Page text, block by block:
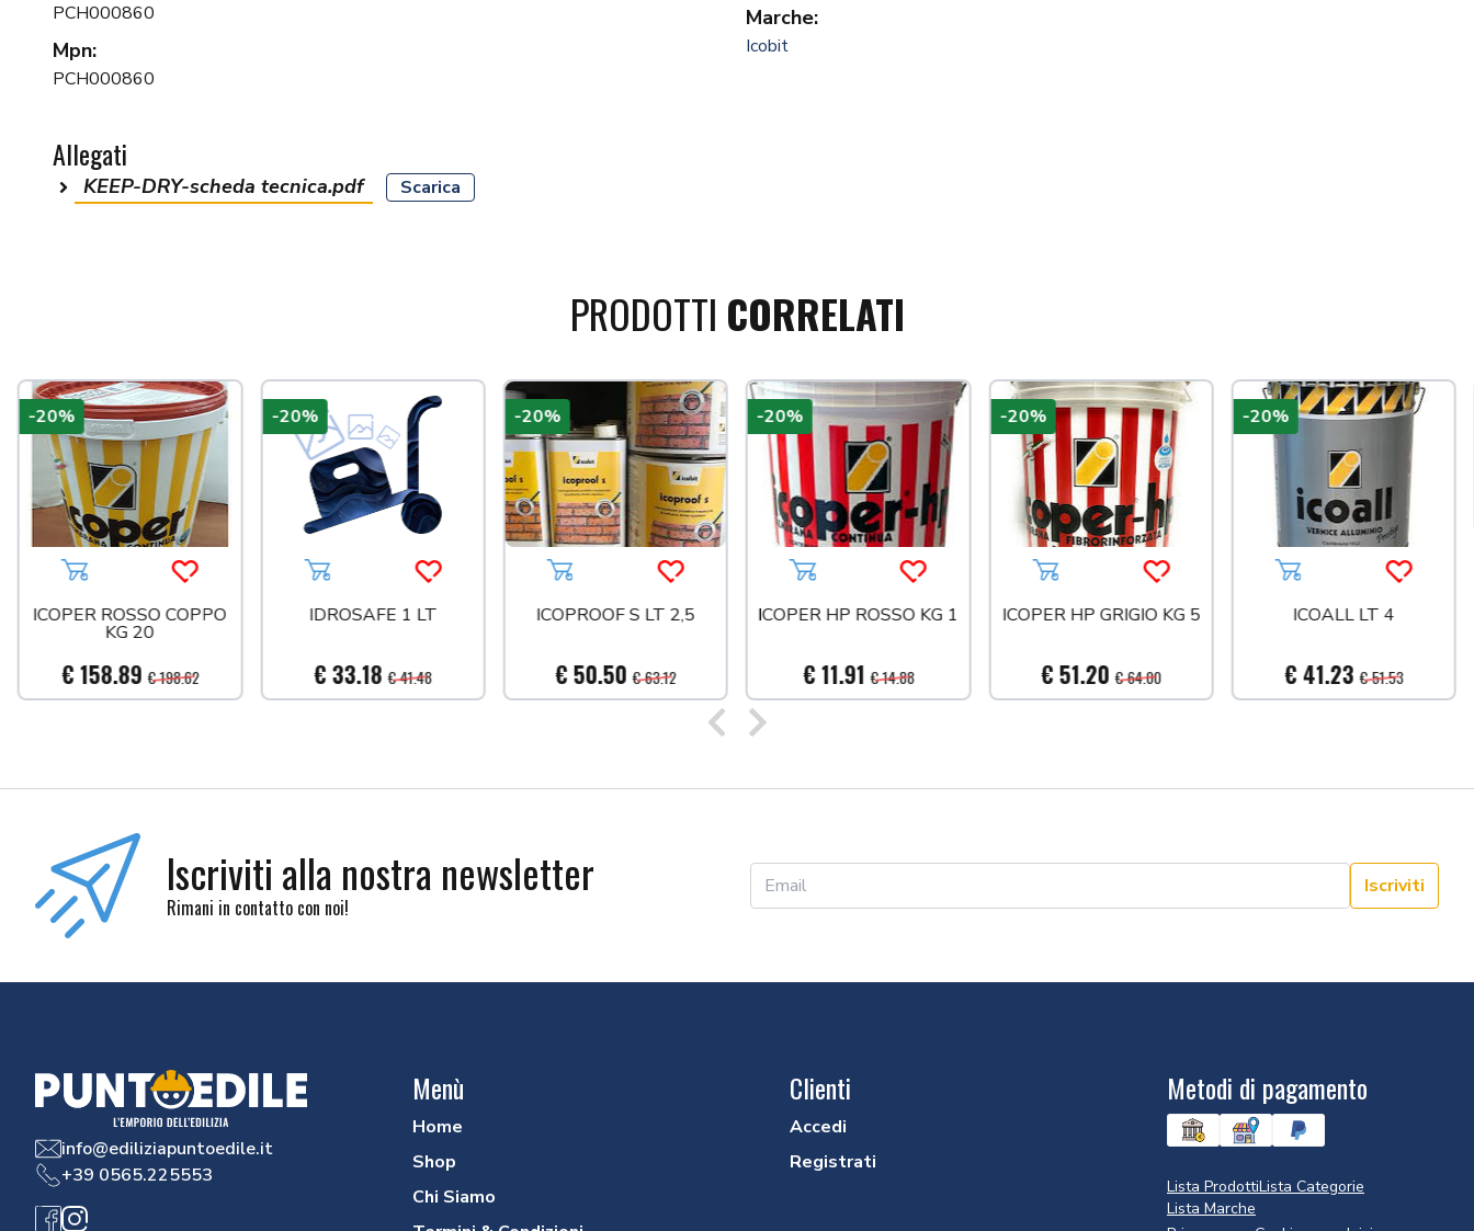
PCH000860
Mpn:
PCH000860
Marche:
Icobit
Allegati
KEEP-DRY-scheda tecnica.pdf Scarica
PRODOTTI CORRELATI
più tardi
Aggiungi al carrelloAcquista più tardi
ICOPER ROSSO COPPO
KG 20
€ 158.89 € 198.62
-20%
Aggiungi al carrelloAcquista più tardi
IDROSAFE 1 LT
€ 33.18 € 41.48
-20%
Aggiungi al carrelloAcquista più tardi
ICOPROOF S LT 2,5
€ 50.50 € 63.12
-20%
Aggiungi al carrelloAcquista più tardi
ICOPER HP ROSSO KG 1
€ 11.91 € 14.88
-20%
Aggiungi al carrelloAcquista più tardi
ICOPER HP GRIGIO KG 5
€ 51.20 € 64.00
-20%
Aggiungi al carrello
ICOALL LT 4
€ 41.23 € 51.53
-20%
Iscriviti alla nostra newsletter
Rimani in contatto con noi!
Iscriviti
info@ediliziapuntoedile.it
+39 0565.225553
Menù
Home
Shop
Chi Siamo
Clienti
Accedi
Registrati
Metodi di pagamento
Lista ProdottiLista Categorie
Lista Marche